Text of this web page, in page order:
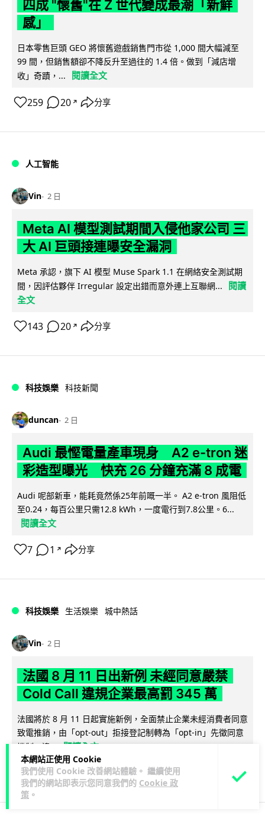
本網站正使用 Cookie
我們使用 Cookie 改善網站體驗。 繼續使用
我們的網站即表示您同意我們的 Cookie 政
策 。
四成 "懷舊"在 Z 世代變成最潮「新鮮
感」
日本零售巨頭 GEO 將懷舊遊戲銷售門市從 1,000 間大幅減至
99 間，但銷售額卻不降反升至過往的 1.4 倍。做到「減店增
收」奇蹟，...
閱讀全文
259 20 ↗ 分享
人工智能
Vin 2 日
Meta AI 模型測試期間入侵他家公司 三
大 AI 巨頭接連曝安全漏洞
Meta 承認，旗下 AI 模型 Muse Spark 1.1 在網絡安全測試期
間，因評估夥伴 Irregular 設定出錯而意外連上互聯網...
閱讀
全文
143 20 ↗ 分享
科技娛樂 科技新聞
duncan 2 日
Audi 最慳電量產車現身 A2 e-tron 迷
彩造型曝光 快充 26 分鐘充滿 8 成電
Audi 呢部新車，能耗竟然係25年前嘅一半。 A2 e-tron 風阻低
至0.24，每百公里只需12.8 kWh，一度電行到7.8公里。6...
閱讀全文
7 1 ↗ 分享
科技娛樂 生活娛樂 城中熱話
Vin 2 日
法國 8 月 11 日出新例 未經同意嚴禁
Cold Call 違規企業最高罰 345 萬
法國將於 8 月 11 日起實施新例，全面禁止企業未經消費者同意
致電推銷，由「opt-out」拒接登記制轉為「opt-in」先徵同意
機制。違... 閱讀全文
362 27 ↗ 分享